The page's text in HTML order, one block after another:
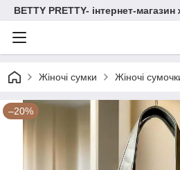
BETTY PRETTY- інтернет-
Жіночі сумки Жіночі
–20%